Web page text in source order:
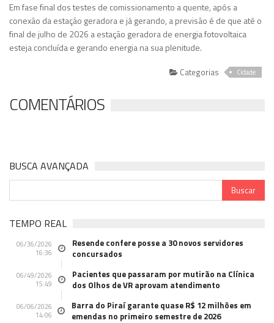
Em fase final dos testes de comissionamento a quente, após a
conexão da estação geradora e já gerando, a previsão é de que até o
final de julho de 2026 a estação geradora de energia fotovoltaica
esteja concluída e gerando energia na sua plenitude.
Categorias Cidade
COMENTÁRIOS
BUSCA AVANÇADA
TEMPO REAL
06/36/2026
16:36
Resende confere posse a 30 novos servidores
concursados
06/49/2026
15:49
Pacientes que passaram por mutirão na Clínica
dos Olhos de VR aprovam atendimento
06/06/2026
14:06
Barra do Piraí garante quase R$ 12 milhões em
emendas no primeiro semestre de 2026